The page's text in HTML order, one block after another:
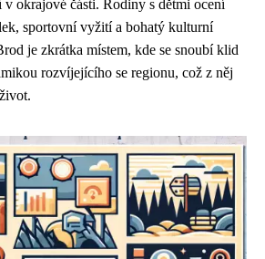
okrajové části. Rodiny s dětmi ocení
sportovní vyžití a bohatý kulturní
je zkrátka místem, kde se snoubí klid
rozvíjejícího se regionu, což z něj